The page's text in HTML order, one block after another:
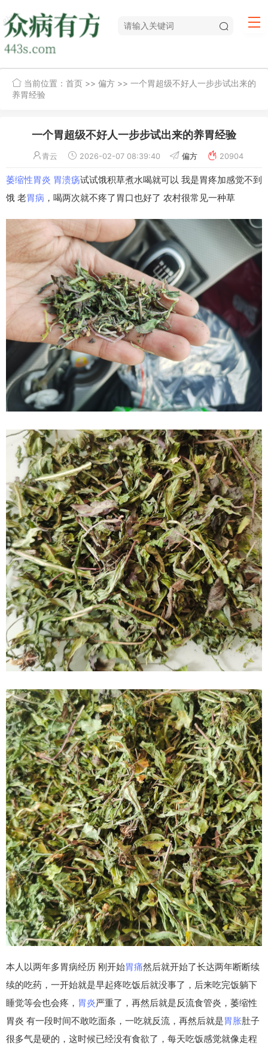
当前位置： 首页 >> 偏方 >> 一个胃超级不好人一步步试出来的
养胃经验
一个胃超级不好人一步步试出来的养胃经验
青云 2026-02-07 08:39:40 偏方 20904
萎缩性胃炎 胃溃疡试试饿积草煮水喝就可以 我是胃疼加感觉不到
饿 老胃病 ，喝两次就不疼了胃口也好了 农村很常见一种草
本人以两年多胃病经历 刚开始胃痛然后就开始了长达两年断断续
续的吃药，一开始就是早起疼吃饭后就没事了，后来吃完饭躺下
睡觉等会也会疼， 胃炎严重了，再然后就是反流食管炎，萎缩性
胃炎 有一段时间不敢吃面条，一吃就反流，再然后就是胃胀肚子
很多气是硬的，这时候已经没有食欲了，每天吃饭感觉就像走程